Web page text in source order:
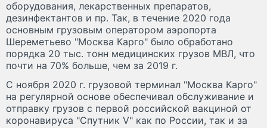
оборудования, лекарственных препаратов,
дезинфектантов и пр. Так, в течение 2020 года
основным грузовым оператором аэропорта
Шереметьево "Москва Карго" было обработано
порядка 20 тыс. тонн медицинских грузов МВЛ, что
почти на 70% больше, чем за 2019 г.
С ноября 2020 г. грузовой терминал "Москва Карго"
на регулярной основе обеспечивал обслуживание и
отправку грузов с первой российской вакциной от
коронавируса "Спутник V" как по России, так и за